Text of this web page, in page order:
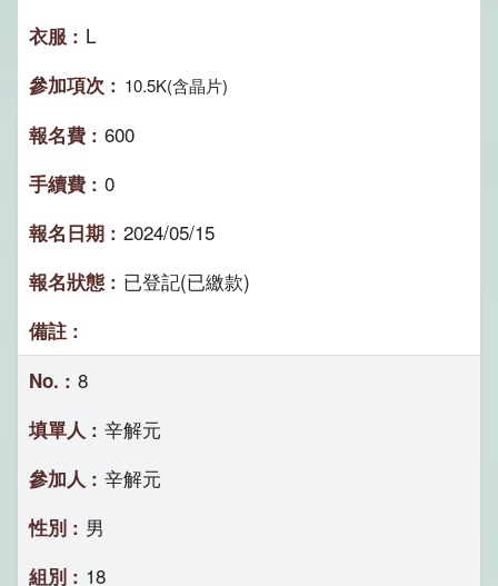
L
10.5K(含晶片)
600
0
2024/05/15
已登記(已繳款)
8
辛解元
辛解元
男
18